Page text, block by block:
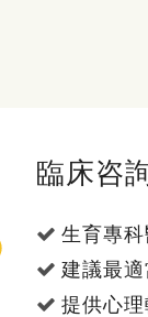
臨床咨
生育專
建議最
提供心